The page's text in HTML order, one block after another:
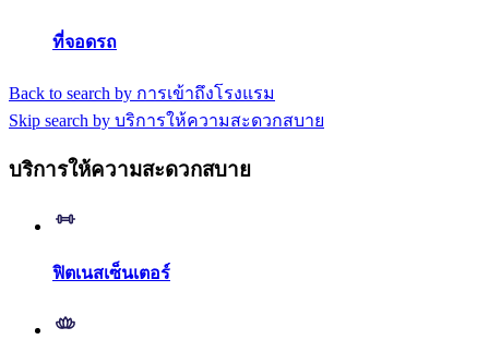
ที่จอดรถ
Back to search by การเข้าถึงโรงแรม
Skip search by บริการให้ความสะดวกสบาย
บริการให้ความสะดวกสบาย
ฟิตเนสเซ็นเตอร์